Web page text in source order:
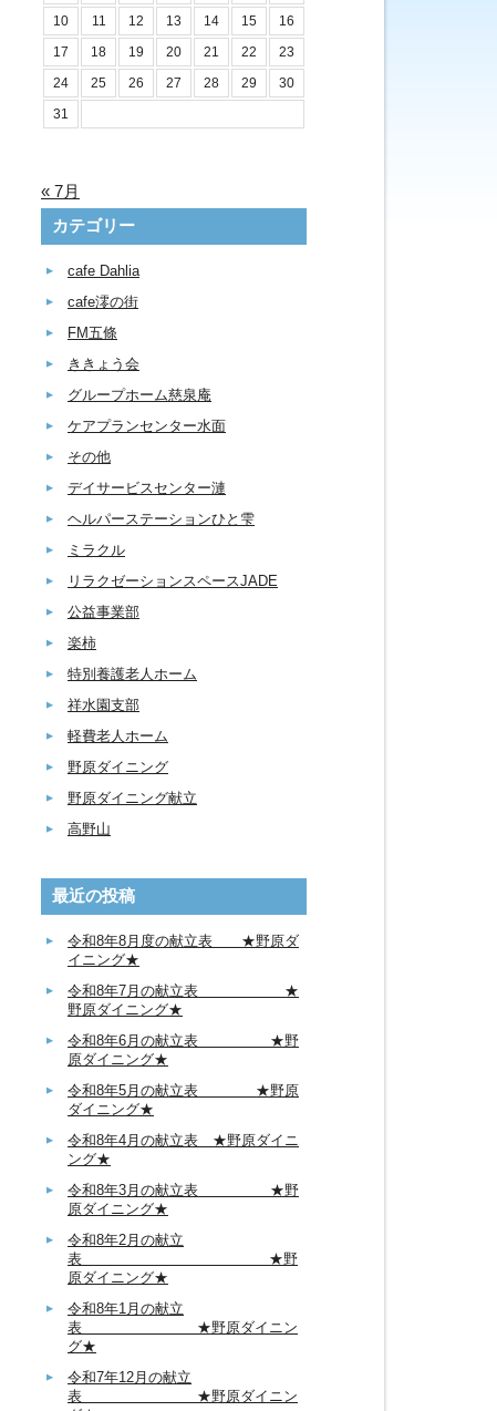
10 11 12 13 14 15
16
17
18 19 20 21 22
23
24
25 26 27 28 29
30
31
« 7月
カテゴリー
cafe Dahlia
cafe澪の街
FM五條
ききょう会
グループホーム慈泉庵
ケアプランセンター水面
その他
デイサービスセンター漣
ヘルパーステーションひと雫
ミラクル
リラクゼーションスペースJADE
公益事業部
楽柿
特別養護老人ホーム
祥水園支部
軽費老人ホーム
野原ダイニング
野原ダイニング献立
高野山
最近の投稿
令和8年8月度の献立表 ★野原ダ
イニング★
令和8年7月の献立表 ★
野原ダイニング★
令和8年6月の献立表 ★野
原ダイニング★
令和8年5月の献立表 ★野原
ダイニング★
令和8年4月の献立表 ★野原ダイニ
ング★
令和8年3月の献立表 ★野
原ダイニング★
令和8年2月の献立
表 ★野
原ダイニング★
令和8年1月の献立
表 ★野原ダイニン
グ★
令和7年12月の献立
表 ★野原ダイニン